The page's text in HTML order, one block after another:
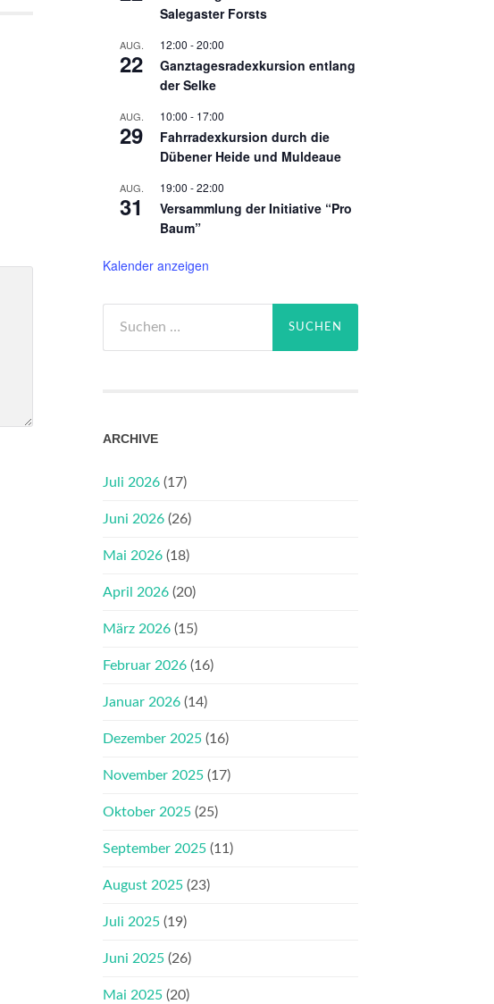
Salegaster Forsts
AUG.
22
12:00 -20:00
Ganztagesradexkursion entlang
der Selke
AUG.
29
10:00 - 17:00
Fahrradexkursion durch die
Dübener Heide und Muldeaue
AUG.
31
19:00 -22:00
Versammlung der Initiative “Pro
Baum”
Kalender anzeigen
nach:
ARCHIVE
Juli 2026 (17)
Juni 2026 (26)
Mai 2026 (18)
April 2026 (20)
März 2026 (15)
Februar 2026 (16)
Januar 2026 (14)
Dezember 2025 (16)
November 2025 (17)
Oktober 2025 (25)
September 2025 (11)
August 2025 (23)
Juli 2025 (19)
Juni 2025 (26)
Mai 2025 (20)